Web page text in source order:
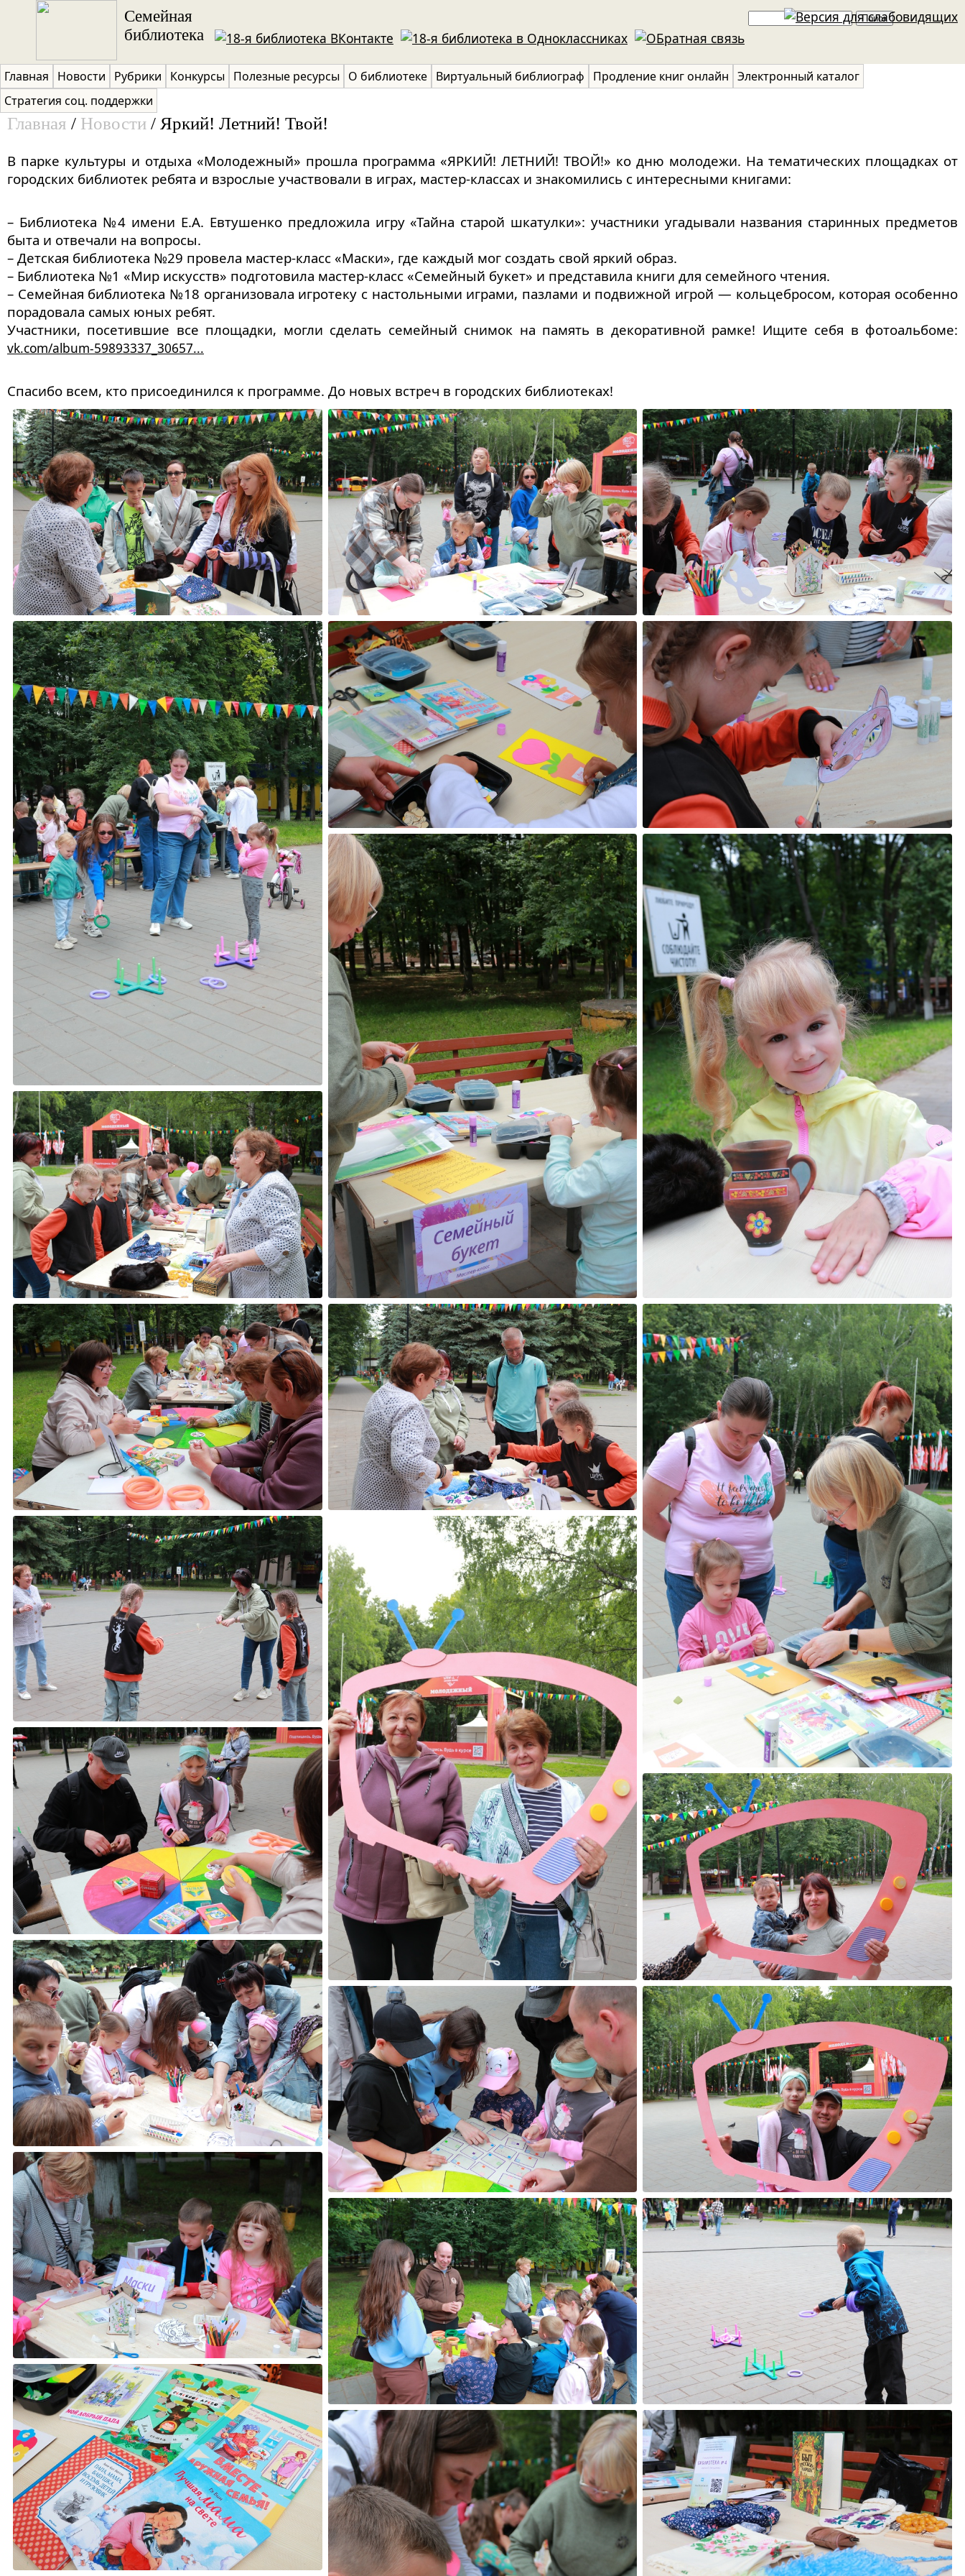
Перейти к основному содержанию
поиска
Поиск
Семейная
библиотека
Главная Новости Рубрики Конкурсы Полезные ресурсы О библиотеке Виртуальный библиограф Продление книг онлайн Электронный каталог
Стратегия соц. поддержки
Главная / Новости / Яркий! Летний! Твой!
В парке культуры и отдыха «Молодежный» прошла программа «ЯРКИЙ! ЛЕТНИЙ! ТВОЙ!» ко дню молодежи. На тематических площадках от
городских библиотек ребята и взрослые участвовали в играх, мастер-классах и знакомились с интересными книгами:
– Библиотека №4 имени Е.А. Евтушенко предложила игру «Тайна старой шкатулки»: участники угадывали названия старинных предметов
быта и отвечали на вопросы.
– Детская библиотека №29 провела мастер-класс «Маски», где каждый мог создать свой яркий образ.
– Библиотека №1 «Мир искусств» подготовила мастер-класс «Семейный букет» и представила книги для семейного чтения.
– Семейная библиотека №18 организовала игротеку с настольными играми, пазлами и подвижной игрой — кольцебросом, которая особенно
порадовала самых юных ребят.
Участники, посетившие все площадки, могли сделать семейный снимок на память в декоративной рамке! Ищите себя в фотоальбоме:
vk.com/album-59893337_30657...
Спасибо всем, кто присоединился к программе. До новых встреч в городских библиотеках!